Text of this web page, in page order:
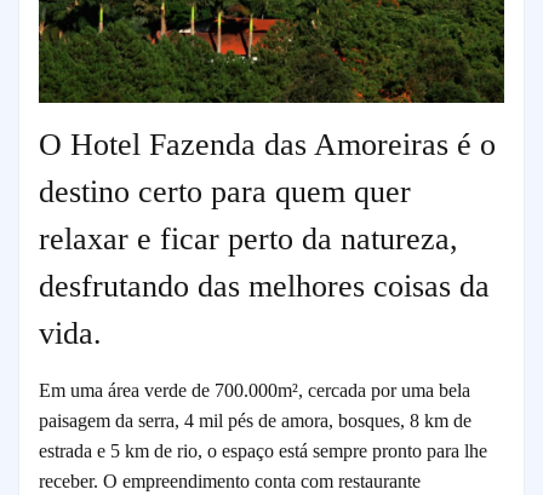
O Hotel Fazenda das Amoreiras é o
destino certo para quem quer
relaxar e ficar perto da natureza,
desfrutando das melhores coisas da
vida.
Em uma área verde de 700.000m², cercada por uma bela
paisagem da serra, 4 mil pés de amora, bosques, 8 km de
estrada e 5 km de rio, o espaço está sempre pronto para lhe
receber. O empreendimento conta com restaurante